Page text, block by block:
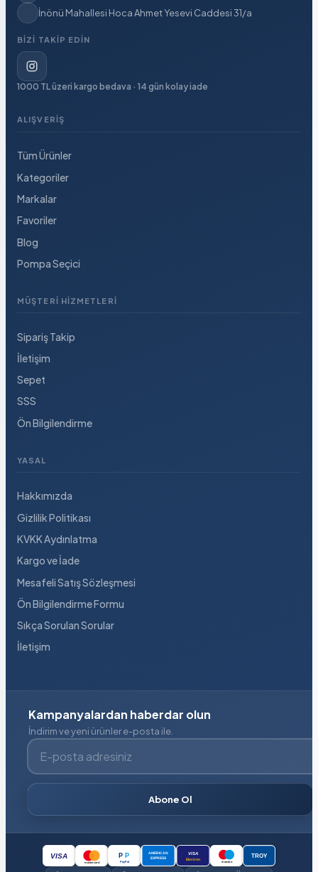
İnönü Mahallesi Hoca Ahmet Yesevi Caddesi 31/a
BIZI TAKIP EDIN
1000 TL üzeri kargo bedava · 14 gün kolay iade
ALIŞVERIŞ
Tüm Ürünler
Kategoriler
Markalar
Favoriler
Blog
Pompa Seçici
MÜŞTERI HIZMETLERI
Sipariş Takip
İletişim
Sepet
SSS
Ön Bilgilendirme
YASAL
Hakkımızda
Gizlilik Politikası
KVKK Aydınlatma
Kargo ve İade
Mesafeli Satış Sözleşmesi
Ön Bilgilendirme Formu
Sıkça Sorulan Sorular
İletişim
Kampanyalardan haberdar olun
İndirim ve yeni ürünler e-posta ile.
E-posta adresiniz
Abone Ol
VISA
mastercard
P P
PayPal
AMERICAN
EXPRESS
VISA
Electron
maestro
TROY